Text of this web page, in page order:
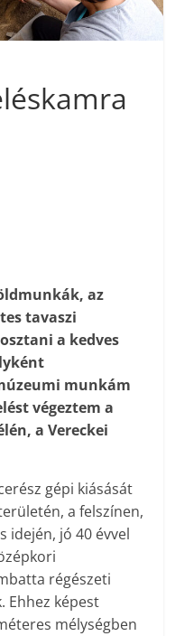
az
tavaszi
a kedves
munkám
végeztem a
a Vereckei
gépi kiásását
a felszínen,
idején, jó 40 évvel
régészeti
Ehhez képest
mélységben